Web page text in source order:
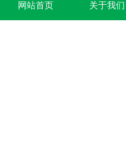
网站首页 关于我们